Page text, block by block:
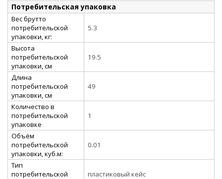
Потребительская упаковка
Вес брутто
потребительской
упаковки, кг:
5.3
Высота
потребительской
упаковки, см
19.5
Длина
потребительской
упаковки, см
49
Количество в
потребительской
упаковке
1
Объём
потребительской
упаковки, куб.м:
0.01
Тип
потребительской
пластиковый кейс